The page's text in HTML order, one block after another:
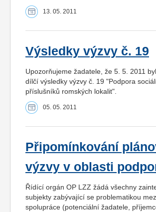
13. 05. 2011
Výsledky výzvy č. 19
Upozorňujeme žadatele, že 5. 5. 2011
dílčí výsledky výzvy č. 19 "Podpora
příslušníků romských lokalit".
05. 05. 2011
Připomínkování
výzvy v oblasti
Řídící orgán OP LZZ žádá všechny
subjekty zabývající se problematikou
spolupráce (potenciální žadatele,